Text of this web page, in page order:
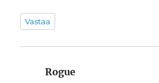
Vastaa
Rogue